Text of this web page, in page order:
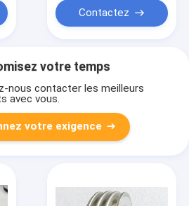
Contactez
votre temps
nous contacter les meilleurs
avec vous.
votre exigence